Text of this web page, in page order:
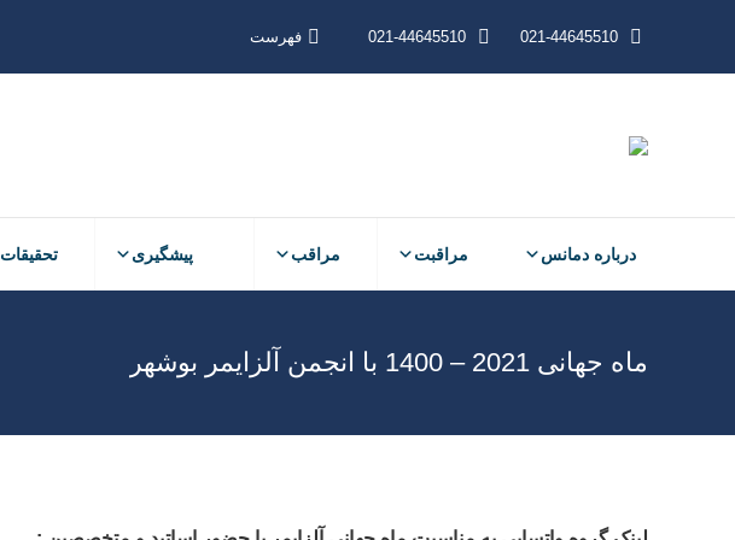
021-44645510
021-44645510 فهرست
درباره دمانس مراقبت پیشگیری مراقب تحقیقات
ماه جهانی 2021 – 1400 با انجمن آلزایمر بوشهر
درباره دمانس مراقبت مراقب